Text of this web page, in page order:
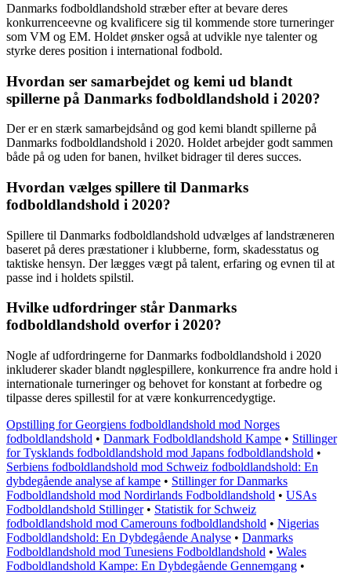
Danmarks fodboldlandshold stræber efter at bevare deres
konkurrenceevne og kvalificere sig til kommende store turneringer
som VM og EM. Holdet ønsker også at udvikle nye talenter og
styrke deres position i international fodbold.
Hvordan ser samarbejdet og kemi ud blandt
spillerne på Danmarks fodboldlandshold i 2020?
Der er en stærk samarbejdsånd og god kemi blandt spillerne på
Danmarks fodboldlandshold i 2020. Holdet arbejder godt sammen
både på og uden for banen, hvilket bidrager til deres succes.
Hvordan vælges spillere til Danmarks
fodboldlandshold i 2020?
Spillere til Danmarks fodboldlandshold udvælges af landstræneren
baseret på deres præstationer i klubberne, form, skadesstatus og
taktiske hensyn. Der lægges vægt på talent, erfaring og evnen til at
passe ind i holdets spilstil.
Hvilke udfordringer står Danmarks
fodboldlandshold overfor i 2020?
Nogle af udfordringerne for Danmarks fodboldlandshold i 2020
inkluderer skader blandt nøglespillere, konkurrence fra andre hold i
internationale turneringer og behovet for konstant at forbedre og
tilpasse deres spillestil for at være konkurrencedygtige.
Opstilling for Georgiens fodboldlandshold mod Norges
fodboldlandshold • Danmark Fodboldlandshold Kampe • Stillinger
for Tysklands fodboldlandshold mod Japans fodboldlandshold •
Serbiens fodboldlandshold mod Schweiz fodboldlandshold: En
dybdegående analyse af kampe • Stillinger for Danmarks
Fodboldlandshold mod Nordirlands Fodboldlandshold • USAs
Fodboldlandshold Stillinger• Statistik for Schweiz
fodboldlandshold mod Camerouns fodboldlandshold • Nigerias
Fodboldlandshold: En Dybdegående Analyse • Danmarks
Fodboldlandshold mod Tunesiens Fodboldlandshold • Wales
Fodboldlandshold Kampe: En Dybdegående Gennemgang •